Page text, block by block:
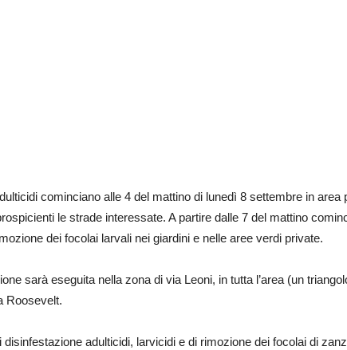
cominciano alle 4 del mattino di lunedì 8 settembre in area
le strade interessate. A partire dalle 7 del mattino
dei focolai larvali nei giardini e nelle aree verdi private.
sarà eseguita nella zona di via Leoni, in tutta l’area (un
Roosevelt.
disinfestazione adulticidi, larvicidi e di rimozione dei focolai di